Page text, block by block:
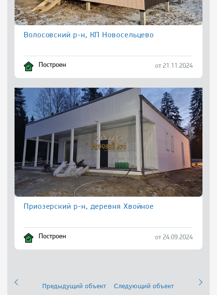
Волосовский р-н, КП Новосельцево
Построен от 21.11.2024
Приозерский р-н, деревня Хвойное
Построен от 24.09.2024
Предыдущий объект Следующий объект